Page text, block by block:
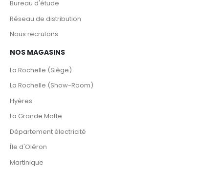
Bureau d'étude
Réseau de distribution
Nous recrutons
NOS MAGASINS
La Rochelle (Siège)
La Rochelle (Show-Room)
Hyères
La Grande Motte
Département électricité
Île d'Oléron
Martinique